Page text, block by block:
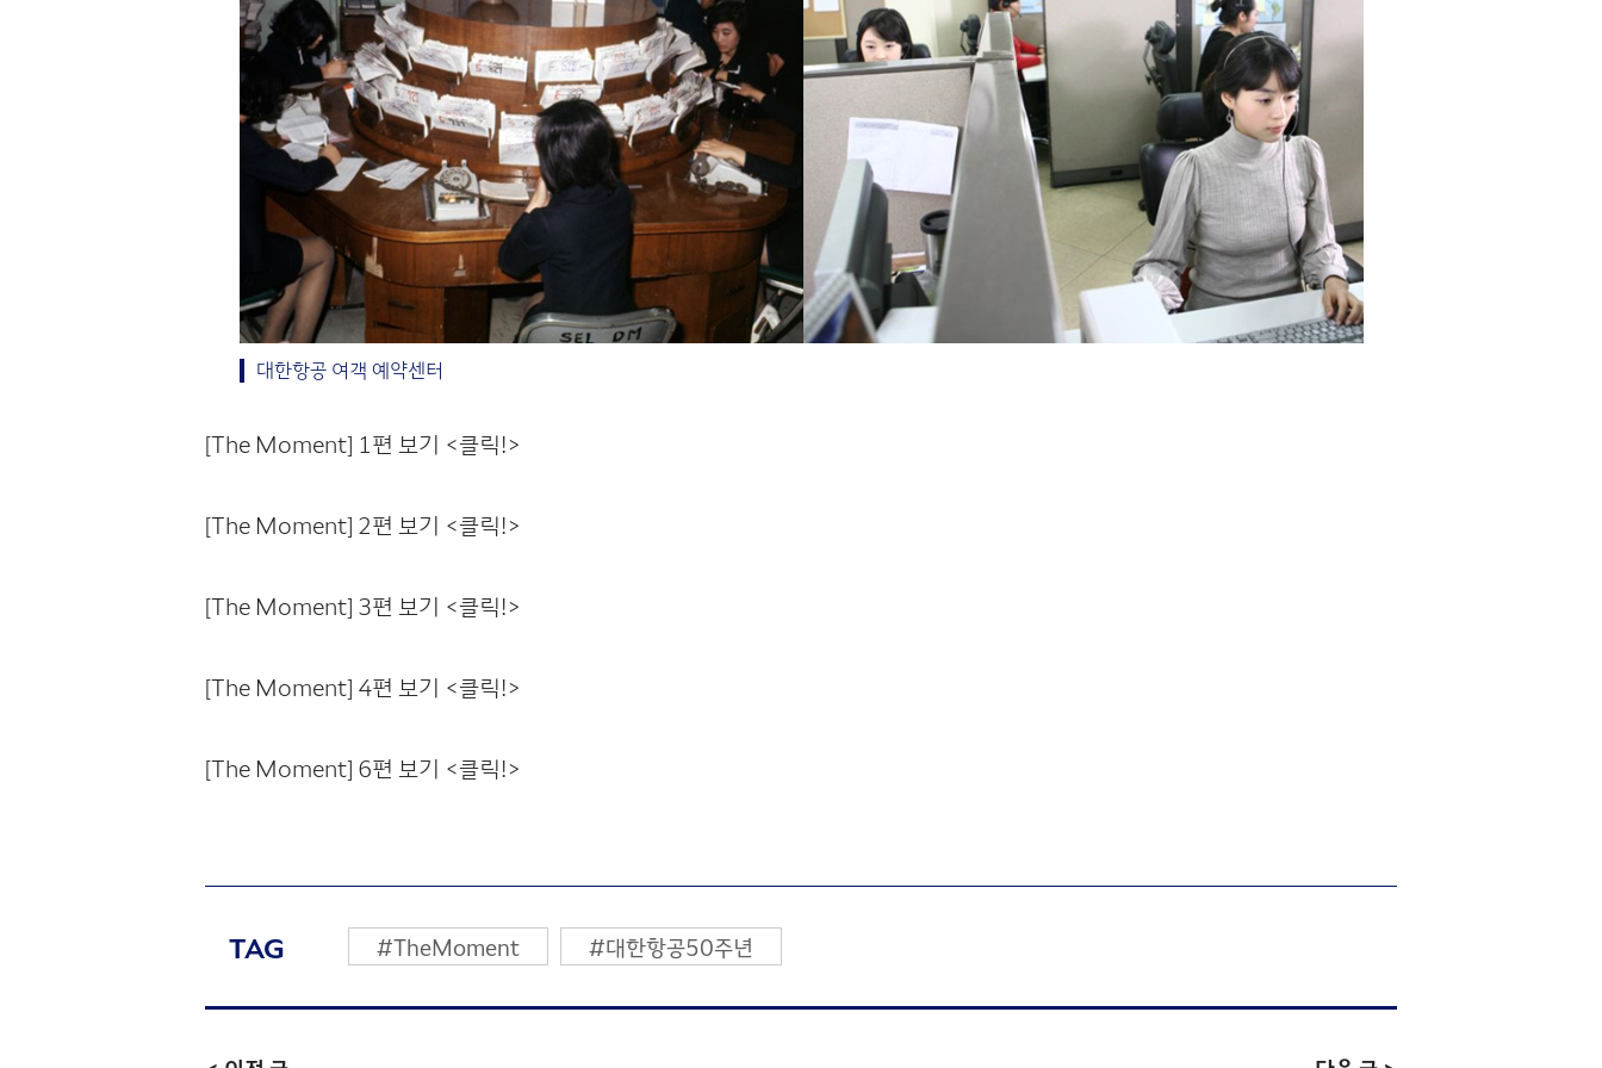
대한항공 여객 예약센터
[The Moment] 1편 보기 <클릭!>
[The Moment] 2편 보기 <클릭!>
[The Moment] 3편 보기 <클릭!>
[The Moment] 4편 보기 <클릭!>
[The Moment] 6편 보기 <클릭!>
TAG #TheMoment #대한항공50주년